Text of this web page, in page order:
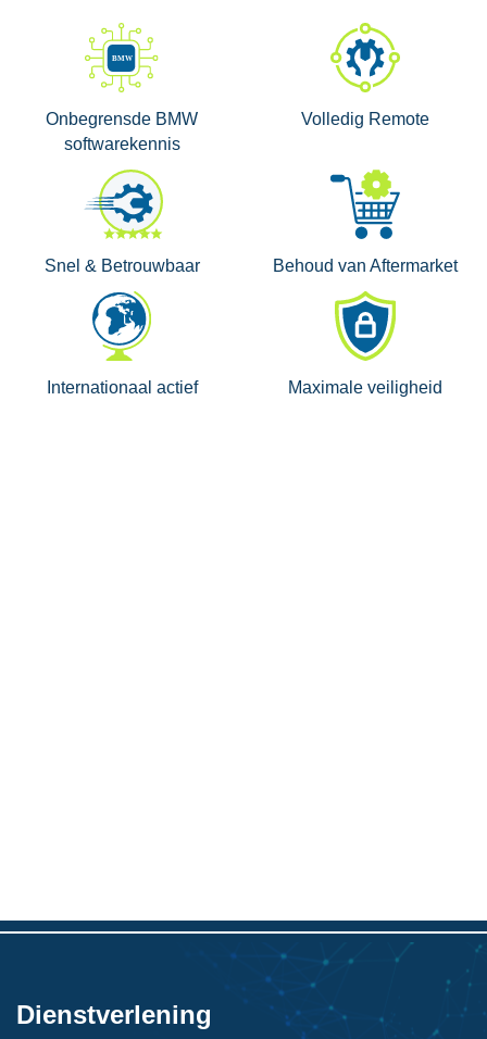
Onbegrensde BMW
softwarekennis
Volledig Remote
Snel & Betrouwbaar Behoud van Aftermarket
Internationaal actief Maximale veiligheid
Dienstverlening